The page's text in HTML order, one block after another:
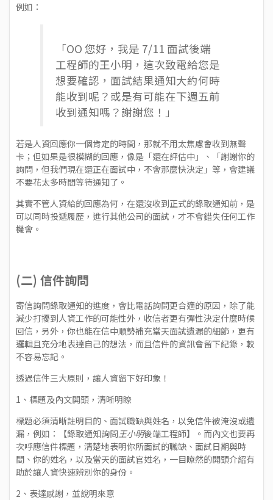
例如：
「OO 您好，我是 7/11 面試後端
工程師的王小明，這次致電給您是
想要確認，面試結果通知大約何時
能收到呢？或是有可能在下週五前
收到通知嗎？謝謝您！」
若是人資回應你一個肯定的時間，那就不用太焦慮會收到無聲
卡；但如果是很模糊的回應，像是「還在評估中」、「謝謝你的
詢問，但我們現在還正在面試中，不會那麼快決定」等，會建議
不要花太多時間等待通知了。
其實不管人資給的回應為何，在還沒收到正式的錄取通知前，是
可以同時投遞履歷，進行其他公司的面試，才不會錯失任何工作
機會。
(二) 信件詢問
寄信詢問錄取通知的進度，會比電話詢問更合適的原因，除了能
減少打擾到人資工作的可能性外，收信者更有彈性決定什麼時候
回信，另外，你也能在信中順勢補充當天面試遺漏的細節，更有
邏輯且充分地表達自己的想法，而且信件的資訊會留下紀錄，較
不容易忘記。
透過信件三大原則，讓人資留下好印象！
1、標題及內文開頭，清晰明瞭
標題必須清晰註明目的、面試職缺與姓名，以免信件被淹沒或遺
漏，例如：【錄取通知詢問王小明後端工程師】。而內文也要再
次呼應信件標題，清楚地表明你所面試的職缺、面試日期與時
間、你的姓名，以及當天的面試官姓名，一目瞭然的開頭介紹有
助於讓人資快速辨別你的身份。
2、表達感謝，並說明來意